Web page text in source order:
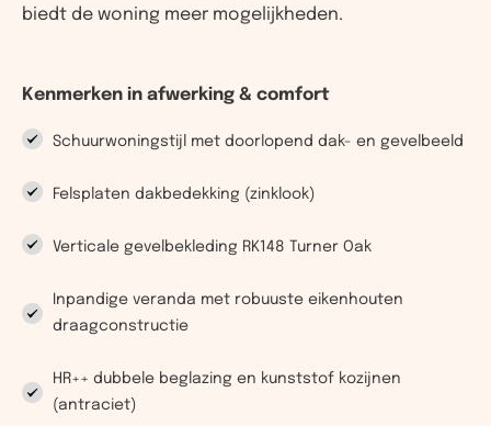
biedt de woning meer mogelijkheden.
Kenmerken in afwerking & comfort
Schuurwoningstijl met doorlopend dak- en gevelbeeld
Felsplaten dakbedekking (zinklook)
Verticale gevelbekleding RK148 Turner Oak
Inpandige veranda met robuuste eikenhouten
draagconstructie
HR++ dubbele beglazing en kunststof kozijnen
(antraciet)